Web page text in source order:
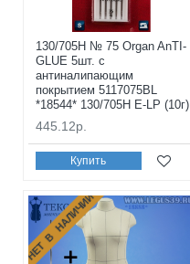
130/705H № 75 Organ AnTI-
GLUE 5шт. с
антиналипающим
покрытием 5117075BL
*18544* 130/705H E-LP (10г)
445.12р.
Купить
НЕТ В НАЛИЧИИ